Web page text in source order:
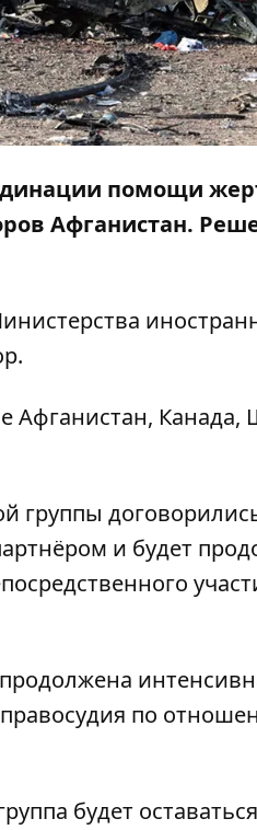
помощи
Афганистан.
.
Афганистан,
группы
и будет
по
будет